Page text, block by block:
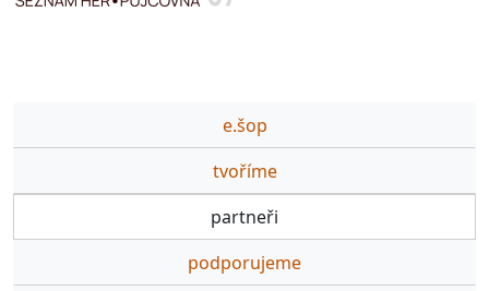
e.šop
tvoříme
partneři
podporujeme